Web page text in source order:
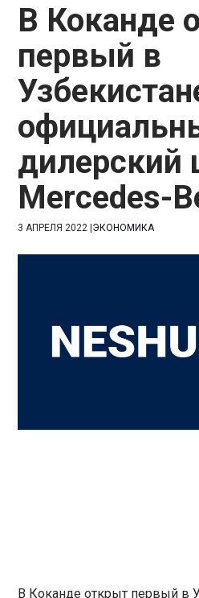
В Коканде
первый в
дилерский
Mercedes-
3 АПРЕЛЯ 2022 |ЭКОНОМИКА
В Коканде открыт первый в